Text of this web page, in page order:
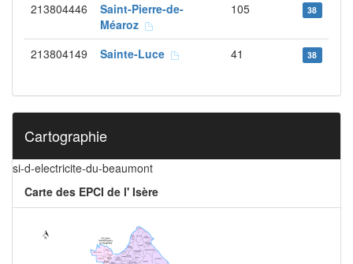
213804446
Saint-Pierre-de-
Méaroz
105 38
213804149 Sainte-Luce 41 38
Cartographie
si-d-electricite-du-beaumont
Carte des EPCI de l' Isère